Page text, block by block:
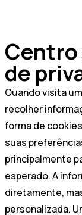
de
Quando visita
recolher
forma de
suas
principalmente
esperado. A
diretamente,
personalizada.